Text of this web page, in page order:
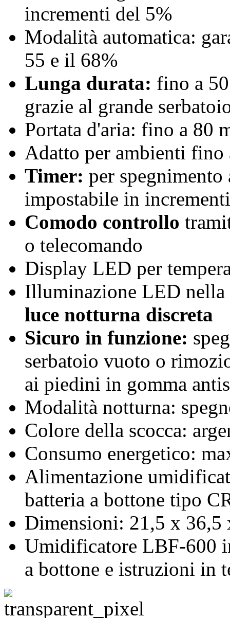
incrementi del 5%
Modalità automatica:
55 e il 68%
Lunga durata: fino a
grazie al grande
Portata d'aria: fino a 80
Adatto per ambienti fino
Timer: per
impostabile in
Comodo controllo
o telecomando
Display LED per
Illuminazione LED
luce notturna discreta
Sicuro in funzione:
serbatoio vuoto o
ai piedini in gomma
Modalità notturna:
Colore della scocca:
Consumo energetico:
Alimentazione
batteria a bottone tipo
Dimensioni: 21,5 x 36,5
Umidificatore LBF-600
a bottone e istruzioni in